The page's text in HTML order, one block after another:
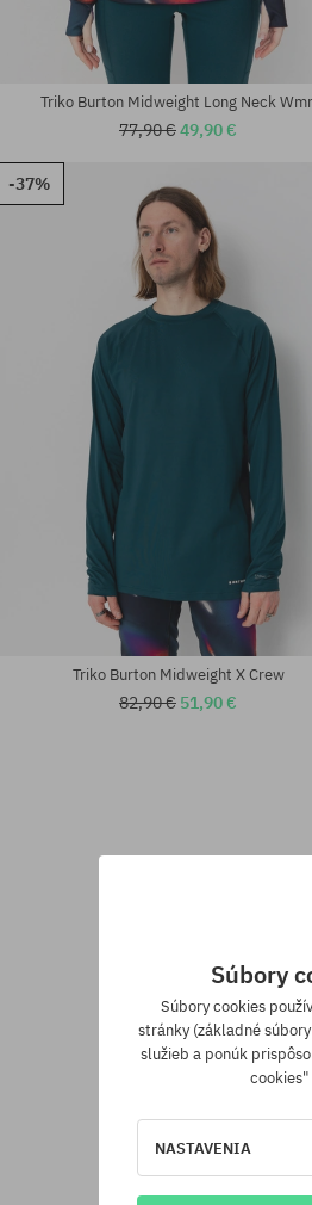
Dostupné veľkosti:
Triko Burton Midweight Long Neck
77,90 €49,90 €
-37%
Triko Burton Midweight X Crew
82,90 € 51,90 €
Súbory
Súbory cookies
stránky (základné
služieb a ponúk
cookies"
NASTAVENIA